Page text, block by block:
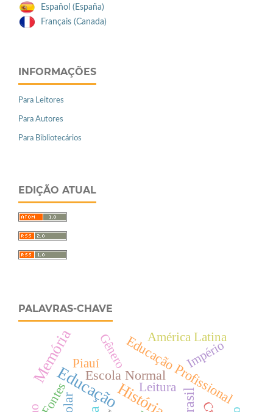
Español (España)
Français (Canada)
INFORMAÇÕES
Para Leitores
Para Autores
Para Bibliotecários
EDIÇÃO ATUAL
PALAVRAS-CHAVE
Educação
Memória
Brasil
Educação Profissional
Escola Normal
Império
Gênero
Leitura
Fontes
Piauí
América Latina